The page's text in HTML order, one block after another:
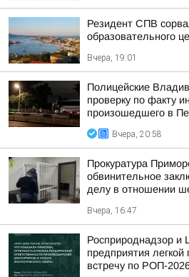
Резидент СПВ
образовательного
Вчера, 19:01
Полицейские
проверку по факту
произошедшего в
Вчера, 20:58
Прокуратура
обвинительное
делу в отношении
Вчера, 16:47
Росприроднадзор
предприятия
встречу по РОП-